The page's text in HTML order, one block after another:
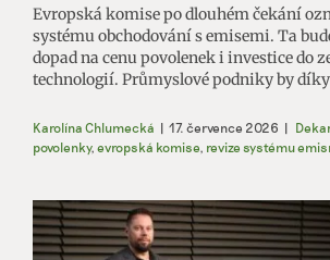
Evropská komise po dlouhém čekání
systému obchodování s emisemi. Ta
dopad na cenu povolenek i investice do
technologií. Průmyslové podniky by
Karolína Chlumecká | 17. července 2026 |
povolenky, evropská komise, revize systému